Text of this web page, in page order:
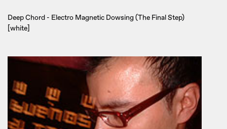
Deep Chord - Electro Magnetic Dowsing (The Final Step)
[white]